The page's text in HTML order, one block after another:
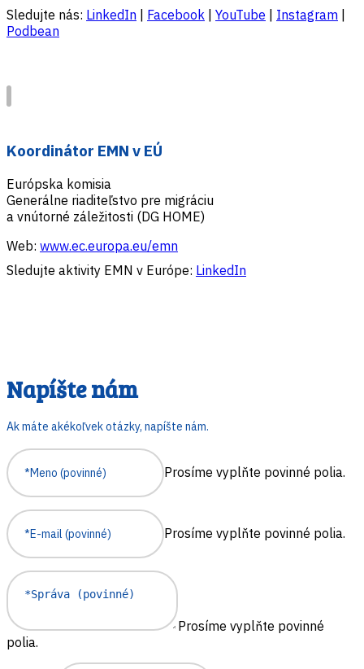
Sledujte nás: LinkedIn Facebook YouTube Instagram
Podbean
Koordinátor EMN v EÚ
Európska komisia
Generálne riaditeľstvo pre migráciu
a vnútorné záležitosti (DG HOME)
Web: www.ec.europa.eu/emn
Sledujte aktivity EMN v Európe: LinkedIn
Napíšte nám
Ak máte akékoľvek otázky, napíšte nám.
Prosíme vyplňte povinné polia.
Prosíme vyplňte povinné polia.
Prosíme vyplňte povinné
polia.